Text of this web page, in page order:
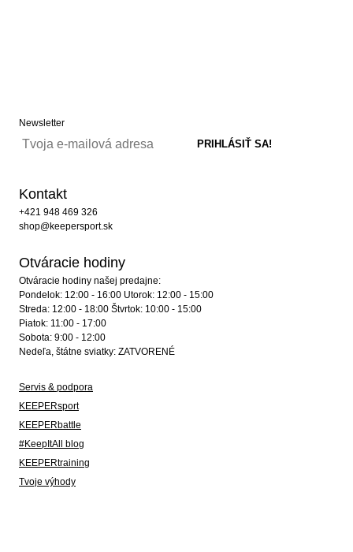
Newsletter
Kontakt
+421 948 469 326
shop@keepersport.sk
Otváracie hodiny
Otváracie hodiny našej predajne:
Pondelok: 12:00 - 16:00 Utorok: 12:00 - 15:00
Streda: 12:00 - 18:00 Štvrtok: 10:00 - 15:00
Piatok: 11:00 - 17:00
Sobota: 9:00 - 12:00
Nedeľa, štátne sviatky: ZATVORENÉ
Servis & podpora
KEEPERsport
KEEPERbattle
#KeepItAll blog
KEEPERtraining
Tvoje výhody